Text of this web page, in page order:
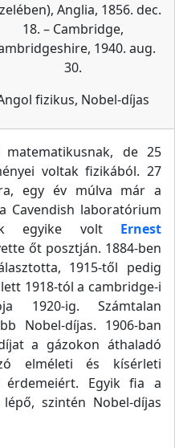
Anglia, 1856. dec.
18. – Cambridge,
1940. aug.
30.
fizikus, Nobel-díjas
de 25
voltak fizikából. 27
egy év múlva már a
Cavendish laboratórium
egyike volt Ernest
őt posztján. 1884-ben
1915-től pedig
1918-tól a cambridge-i
1920-ig. Számtalan
Nobel-díjas. 1906-ban
a gázokon áthaladó
elméleti és kísérleti
érdemeiért. Egyik fia a
szintén Nobel-díjas